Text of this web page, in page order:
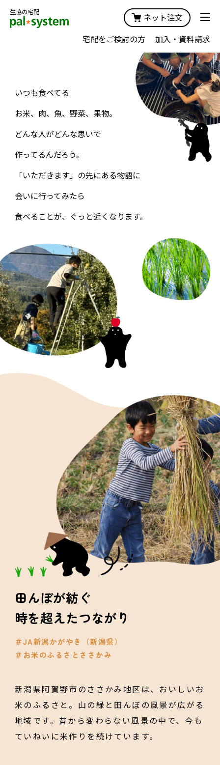
生協の宅配
ネット注文
宅配をご検討の方
加入・資料請求
いっしょにつくる
ココロはずむ物語
＃産地へ行こう
いつも食べてる
お米、肉、魚、野菜、果物。
どんな人がどんな思いで
作ってるんだろう。
「いただきます」の先にある物語に
会いに行ってみたら
食べることが、ぐっと近くなります。
田んぼが紡ぐ
時を超えたつながり
＃JA新潟かがやき（新潟県）
＃お米のふるさとささかみ
新潟県阿賀野市のささかみ地区は、おいしいお
米のふるさと。山の緑と田んぼの風景が広がる
地域です。昔から変わらない風景の中で、今も
ていねいに米作りを続けています。
おいしくて安全な食べ物を
作り続けたい。
環境を守る
未来のために守り、
残すために。
海の恵みを守る
環境にやさしい農業を広げる
生きものとの約束
里山を守る
地域で資源を循環させる
安心を届ける
生産者と消費者、
一緒に未来のタネをまく
遺伝子組換えにNO
動物をすこやかに育てる
つながりを育む
垣根をぴょんと超えて。
顔の⾒える産地交流
産直原料を使った商品作り